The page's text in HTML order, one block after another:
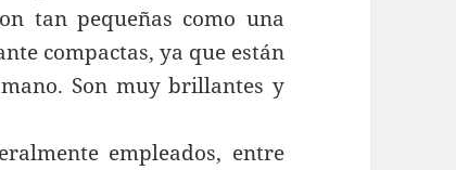
tan pequeñas como una
compactas, ya que están
Son muy brillantes y
empleados, entre